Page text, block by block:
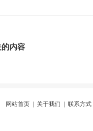
内容
网站首页| 关于我们 联系方式